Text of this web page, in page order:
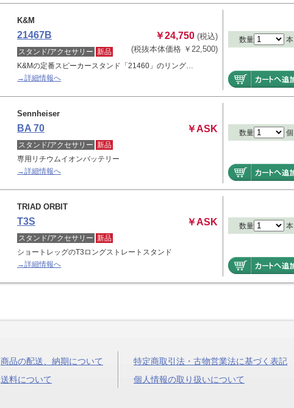
K&M
21467B ￥24,750 (税込)
(税抜本体価格 ￥22,500)
スタンド/アクセサリー 新品
K&Mの定番スピーカースタンド「21460」のリング…
→詳細情報へ
数量 本
Sennheiser
BA 70 ￥ASK
スタンド/アクセサリー 新品
専用リチウムイオンバッテリー
→詳細情報へ
数量 個
TRIAD ORBIT
T3S ￥ASK
スタンド/アクセサリー 新品
ショートレッグのT3ロングストレートスタンド
→詳細情報へ
数量 本
商品の配送、納期について
送料について
特定商取引法・古物営業法に基づく表記
個人情報の取り扱いについて